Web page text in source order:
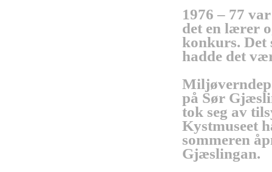
1976 – 77
det en lærer
konkurs. Det
hadde det
på Sør
tok seg av
Kystmuseet
sommeren
Gjæslingan.